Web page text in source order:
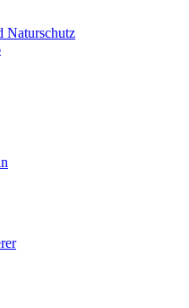
Naturschutz